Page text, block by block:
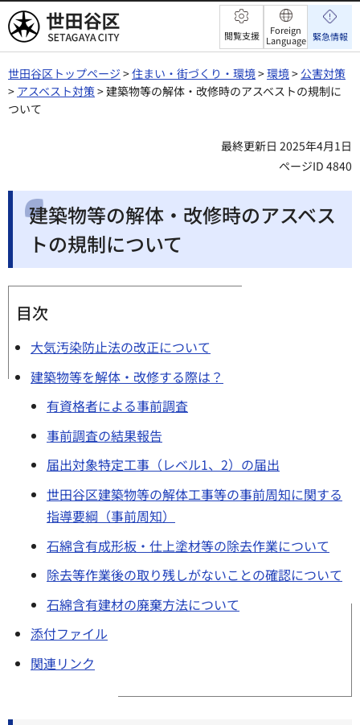
世田谷区 閲覧支援
Foreign
Language 緊急情報
世田谷区トップページ >住まい・街づくり・環境>環境> 公害対策
> アスベスト対策> 建築物等の解体・改修時のアスベストの規制に
ついて
最終更新日 2025年4月1日
ページID 4840
建築物等の解体・改修時のアスベス
トの規制について
目次
大気汚染防止法の改正について
建築物等を解体・改修する際は？
有資格者による事前調査
事前調査の結果報告
届出対象特定工事（レベル1、2）の届出
世田谷区建築物等の解体工事等の事前周知に関する
指導要綱（事前周知）
石綿含有成形板・仕上塗材等の除去作業について
除去等作業後の取り残しがないことの確認について
石綿含有建材の廃棄方法について
添付ファイル
関連リンク